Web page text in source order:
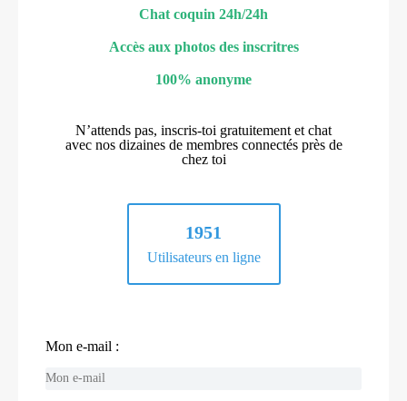
Chat coquin 24h/24h
Accès aux photos des inscritres
100% anonyme
N’attends pas, inscris-toi gratuitement et chat
avec nos dizaines de membres connectés près de
chez toi
1951
Utilisateurs en ligne
Mon e-mail :